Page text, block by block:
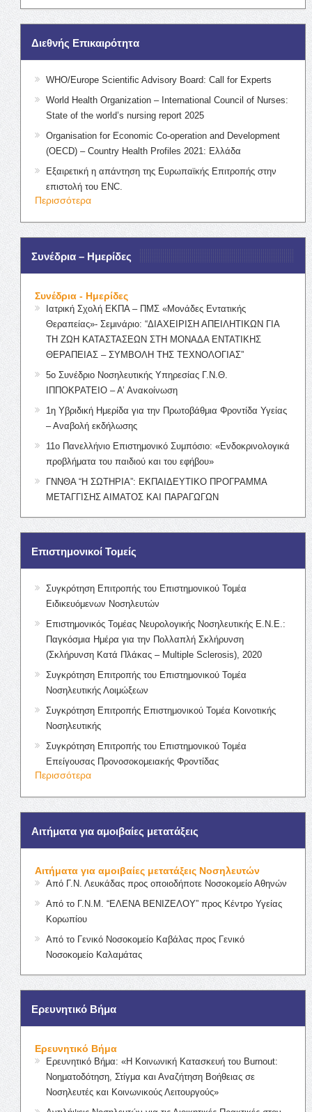
Διεθνής Επικαιρότητα
WHO/Europe Scientific Advisory Board: Call for Experts
World Health Organization – International Council of Nurses:
State of the world’s nursing report 2025
Organisation for Economic Co-operation and Development
(OECD) – Country Health Profiles 2021: Ελλάδα
Εξαιρετική η απάντηση της Ευρωπαϊκής Επιτροπής στην
επιστολή του ENC.
Περισσότερα
Συνέδρια – Ημερίδες
Συνέδρια - Ημερίδες
Ιατρική Σχολή ΕΚΠΑ – ΠΜΣ «Μονάδες Εντατικής
Θεραπείας»- Σεμινάριο: “ΔΙΑΧΕΙΡΙΣΗ ΑΠΕΙΛΗΤΙΚΩΝ ΓΙΑ
ΤΗ ΖΩΗ ΚΑΤΑΣΤΑΣΕΩΝ ΣΤΗ ΜΟΝΑΔΑ ΕΝΤΑΤΙΚΗΣ
ΘΕΡΑΠΕΙΑΣ – ΣΥΜΒΟΛΗ ΤΗΣ ΤΕΧΝΟΛΟΓΙΑΣ”
5ο Συνέδριο Νοσηλευτικής Υπηρεσίας Γ.Ν.Θ.
ΙΠΠΟΚΡΑΤΕΙΟ – Α’ Ανακοίνωση
1η Υβριδική Ημερίδα για την Πρωτοβάθμια Φροντίδα Υγείας
– Αναβολή εκδήλωσης
11ο Πανελλήνιο Επιστημονικό Συμπόσιο: «Ενδοκρινολογικά
προβλήματα του παιδιού και του εφήβου»
ΓΝΝΘΑ “Η ΣΩΤΗΡΙΑ”: ΕΚΠΑΙΔΕΥΤΙΚΟ ΠΡΟΓΡΑΜΜΑ
ΜΕΤΑΓΓΙΣΗΣ ΑΙΜΑΤΟΣ ΚΑΙ ΠΑΡΑΓΩΓΩΝ
Επιστημονικοί Τομείς
Συγκρότηση Επιτροπής του Επιστημονικού Τομέα
Ειδικευόμενων Νοσηλευτών
Επιστημονικός Τομέας Νευρολογικής Νοσηλευτικής Ε.Ν.Ε.:
Παγκόσμια Ημέρα για την Πολλαπλή Σκλήρυνση
(Σκλήρυνση Κατά Πλάκας – Multiple Sclerosis), 2020
Συγκρότηση Επιτροπής του Επιστημονικού Τομέα
Νοσηλευτικής Λοιμώξεων
Συγκρότηση Επιτροπής Επιστημονικού Τομέα Κοινοτικής
Νοσηλευτικής
Συγκρότηση Επιτροπής του Επιστημονικού Τομέα
Επείγουσας Προνοσοκομειακής Φροντίδας
Περισσότερα
Αιτήματα για αμοιβαίες μετατάξεις
Αιτήματα για αμοιβαίες μετατάξεις Νοσηλευτών
Από Γ.Ν. Λευκάδας προς οποιοδήποτε Νοσοκομείο Αθηνών
Από το Γ.Ν.Μ. “ΕΛΕΝΑ ΒΕΝΙΖΕΛΟΥ” προς Κέντρο Υγείας
Κορωπίου
Από το Γενικό Νοσοκομείο Καβάλας προς Γενικό
Νοσοκομείο Καλαμάτας
Ερευνητικό Βήμα
Ερευνητικό Βήμα
Ερευνητικό Βήμα: «Η Κοινωνική Κατασκευή του Burnout:
Νοηματοδότηση, Στίγμα και Αναζήτηση Βοήθειας σε
Νοσηλευτές και Κοινωνικούς Λειτουργούς»